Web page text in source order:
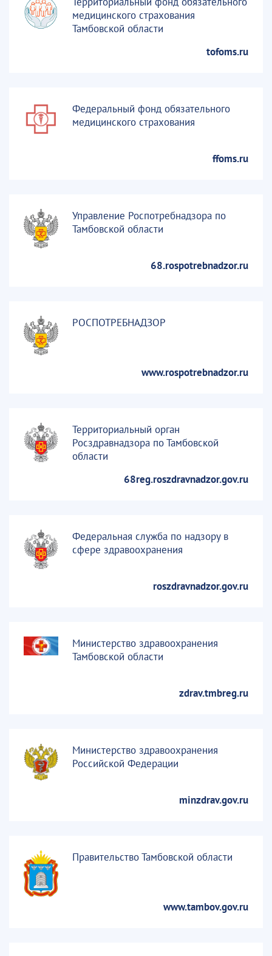
медицинского страхования
Тамбовской области
tofoms.ru
Федеральный фонд обязательного
медицинского страхования
ffoms.ru
Управление Роспотребнадзора по
Тамбовской области
68.rospotrebnadzor.ru
РОСПОТРЕБНАДЗОР
www.rospotrebnadzor.ru
Территориальный орган
Росздравнадзора по Тамбовской
области
68reg.roszdravnadzor.gov.ru
Федеральная служба по надзору в
сфере здравоохранения
roszdravnadzor.gov.ru
Министерство здравоохранения
Тамбовской области
zdrav.tmbreg.ru
Министерство здравоохранения
Российской Федерации
minzdrav.gov.ru
Правительство Тамбовской области
www.tambov.gov.ru